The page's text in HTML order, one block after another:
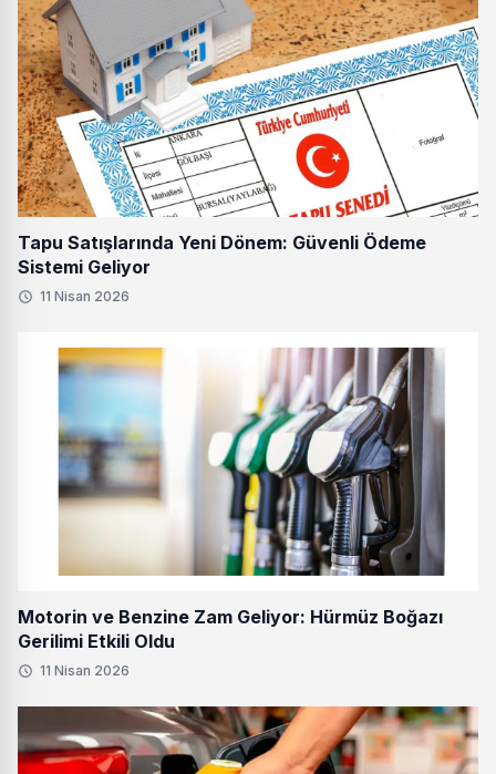
Tapu Satışlarında Yeni Dönem: Güvenli Ödeme
Sistemi Geliyor
11 Nisan 2026
Motorin ve Benzine Zam Geliyor: Hürmüz Boğazı
Gerilimi Etkili Oldu
11 Nisan 2026